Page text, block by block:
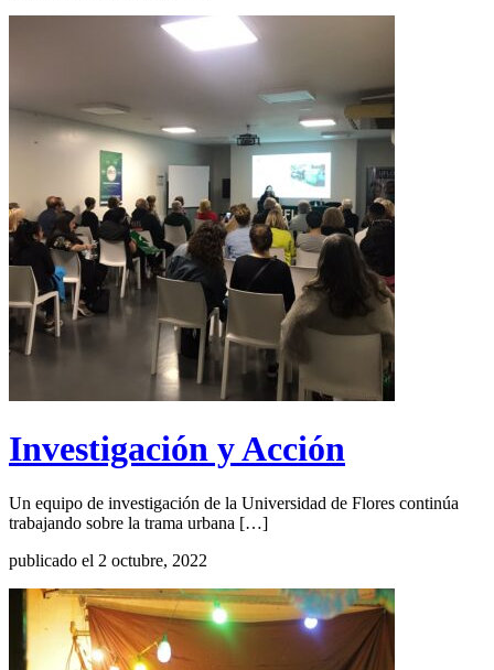
Investigación y Acción
Un equipo de investigación de la Universidad de Flores continúa
trabajando sobre la trama urbana […]
publicado el 2 octubre, 2022